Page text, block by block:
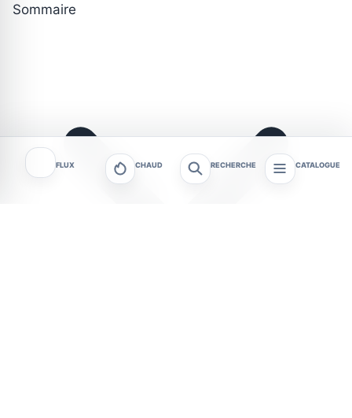
Sommaire
FLUX CHAUD RECHERCHE CATALOGUE